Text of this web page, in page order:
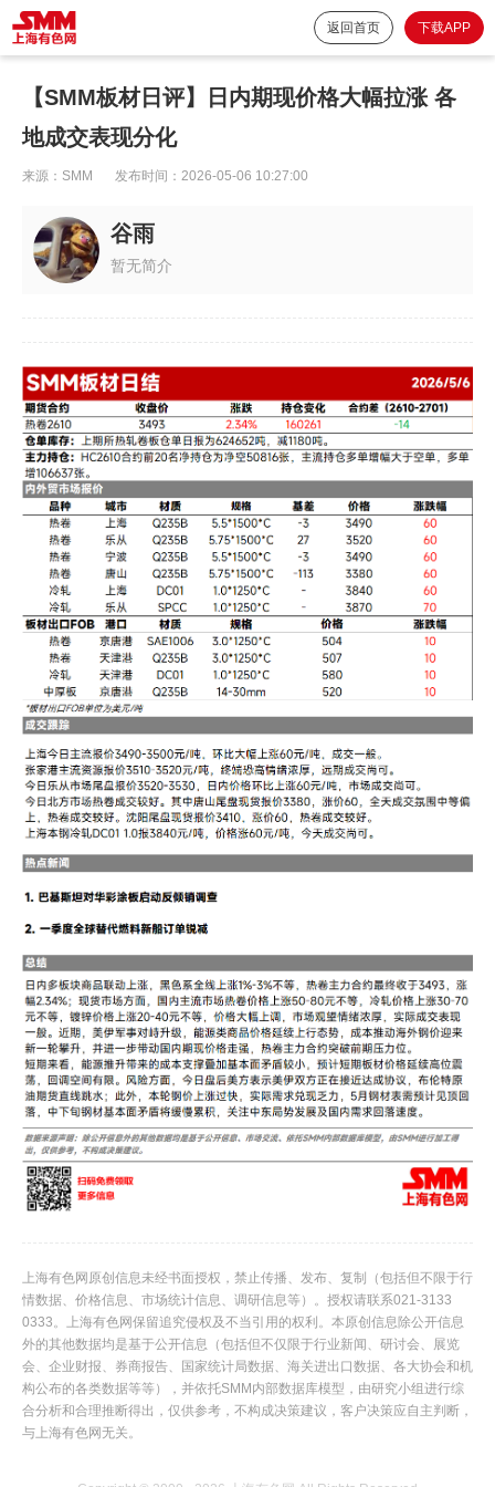
返回首页 下载APP
【SMM板材日评】日内期现价格大幅拉涨 各
地成交表现分化
来源： SMM 发布时间： 2026-05-06 10:27:00
谷雨
暂无简介
上海有色网原创信息未经书面授权，禁止传播、发布、复制（包括但不限于行
情数据、价格信息、市场统计信息、调研信息等）。授权请联系021-3133
0333。上海有色网保留追究侵权及不当引用的权利。本原创信息除公开信息
外的其他数据均是基于公开信息（包括但不仅限于行业新闻、研讨会、展览
会、企业财报、券商报告、国家统计局数据、海关进出口数据、各大协会和机
构公布的各类数据等等），并依托SMM内部数据库模型，由研究小组进行综
合分析和合理推断得出，仅供参考，不构成决策建议，客户决策应自主判断，
与上海有色网无关。